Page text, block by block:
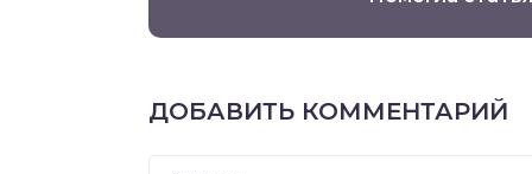
ДОБАВИТЬ КОММЕНТАРИЙ